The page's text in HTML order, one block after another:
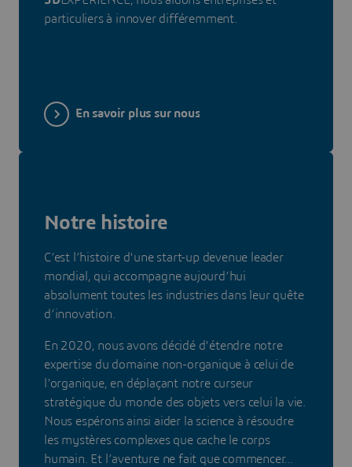
particuliers à innover différemment.
En savoir plus sur nous
Notre histoire
C’est l’histoire d'une start-up devenue leader
mondial, qui accompagne aujourd’hui
absolument toutes les industries dans leur quête
d’innovation.
En 2020, nous avons décidé d'étendre notre
expertise du domaine non-organique à celui de
l’organique, en déplaçant notre curseur
stratégique du monde des objets vers celui la vie.
Nous espérons ainsi aider la science à résoudre
les mystères complexes que cache le corps
humain. Et l’aventure ne fait que commencer...